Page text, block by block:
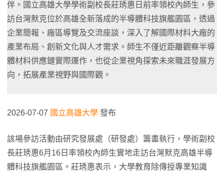
伴。國立高雄大學學術副校長莊琇惠日前率領校內師生，參
訪台灣默克位於高雄全新落成的半導體科技旗艦園區，透過
企業簡報、廠區導覽及交流座談，深入了解國際材料大廠的
產業布局、創新文化與人才需求。師生不僅近距離觀察半導
體材料供應鏈實際運作，也從企業視角探索未來職涯發展方
向，拓展產業視野與國際觀。
2026-07-07 國立高雄大學 發布
該場參訪活動由研究發展處（研發處）籌畫執行，學術副校
長莊琇惠6月16日率領校內師生實地走訪台灣默克高雄半導
體科技旗艦園區。莊琇惠表示，大學教育除傳授專業知識